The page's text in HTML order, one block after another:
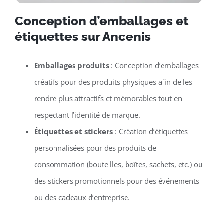
Conception d’emballages et
étiquettes sur Ancenis
Emballages produits: Conception d’emballages
créatifs pour des produits physiques afin de les
rendre plus attractifs et mémorables tout en
respectant l’identité de marque.
Étiquettes et stickers: Création d’étiquettes
personnalisées pour des produits de
consommation (bouteilles, boîtes, sachets, etc.) ou
des stickers promotionnels pour des événements
ou des cadeaux d’entreprise.